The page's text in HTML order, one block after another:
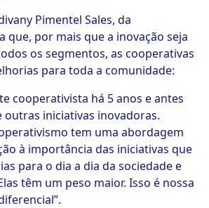
Pimentel Sales, da
que, por mais que a inovação seja
os segmentos, as cooperativas
para toda a comunidade:
cooperativista há 5 anos e antes
iniciativas inovadoras.
tem uma abordagem
à importância das iniciativas que
para o dia a dia da sociedade e
têm um peso maior. Isso é nossa